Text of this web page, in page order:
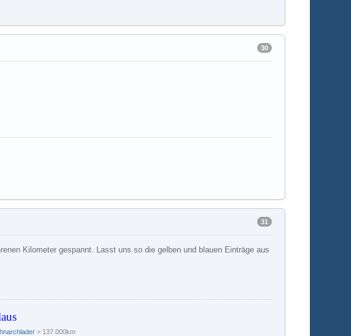
30
31
Kilometer gespannt. Lasst uns so die gelben und blauen Einträge aus
> 137.000km